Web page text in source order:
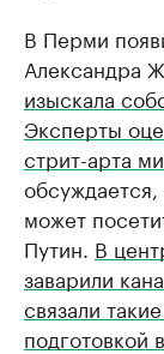
В Перми
Александра
изыскала
Эксперты
стрит-арта
может
Путин. В
заварили
связали
подготовкой